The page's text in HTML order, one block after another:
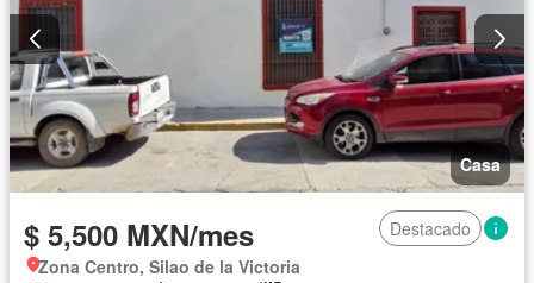
Casa
$ 5,500 MXN/mes
Destacado
Zona Centro, Silao de la Victoria